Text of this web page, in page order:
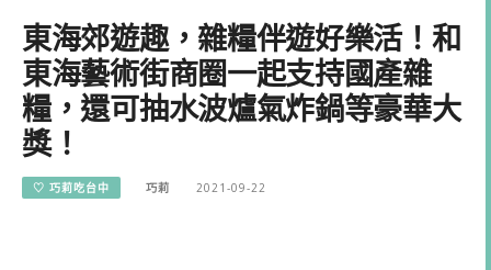
東海郊遊趣，雜糧伴遊好樂活！和
東海藝術街商圈一起支持國產雜
糧，還可抽水波爐氣炸鍋等豪華大
獎！
♡ 巧莉吃台中 巧莉 2021-09-22